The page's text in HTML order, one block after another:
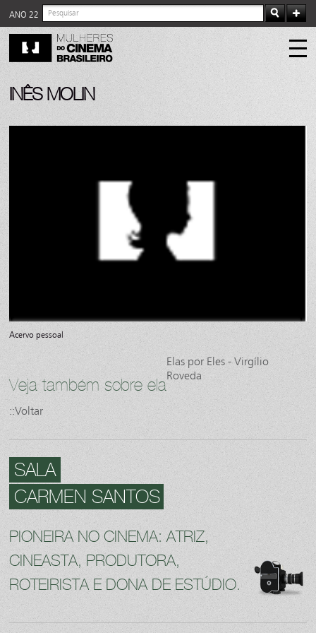
ANO 22
INÊS MOLIN
Acervo pessoal
Veja também sobre ela
Elas por Eles - Virgílio
Roveda
::Voltar
SALA
CARMEN SANTOS
PIONEIRA NO CINEMA: ATRIZ,
CINEASTA, PRODUTORA,
ROTEIRISTA E DONA DE ESTÚDIO.